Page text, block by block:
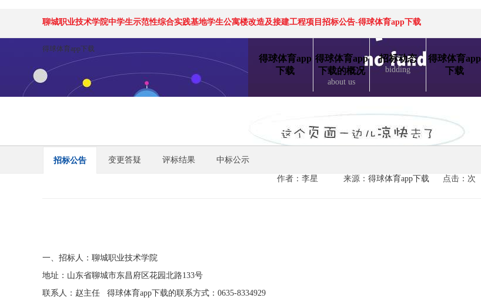
聊城职业技术学院中学生示范性综合实践基地学生公寓楼改造及接建工程项目招标公告-得球体育app下载
得球体育app下载
得球体育app
下载
得球体育app
下载的概况
about us
招标动态
bidding
得球体育app
下载
招标公告 变更答疑 评标结果 中标公示
作者：李星 来源： 得球体育app下载 点击：次
一、招标人：聊城职业技术学院
地址：山东省聊城市东昌府区花园北路133号
联系人：赵主任 得球体育app下载的联系方式：0635-8334929